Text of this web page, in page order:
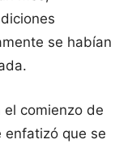
se habían
comienzo de
enfatizó que se